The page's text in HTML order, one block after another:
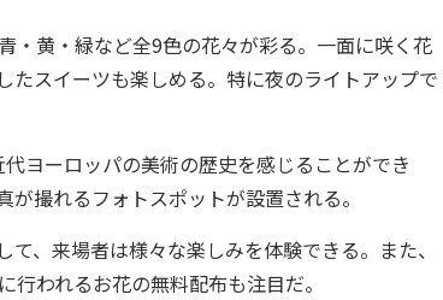
・黄・緑など全9色の花々が彩る。一面に咲く花
たスイーツも楽しめる。特に夜のライトアップで
ヨーロッパの美術の歴史を感じることができ
撮れるフォトスポットが設置される。
、来場者は様々な楽しみを体験できる。また、
われるお花の無料配布も注目だ。